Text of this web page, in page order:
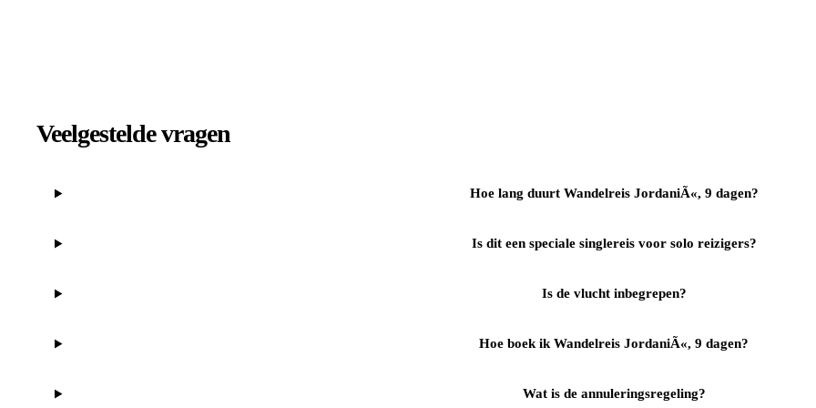
Veelgestelde vragen
Hoe lang duurt Wandelreis JordaniÃ«, 9 dagen?
Is dit een speciale singlereis voor solo reizigers?
Is de vlucht inbegrepen?
Hoe boek ik Wandelreis JordaniÃ«, 9 dagen?
Wat is de annuleringsregeling?